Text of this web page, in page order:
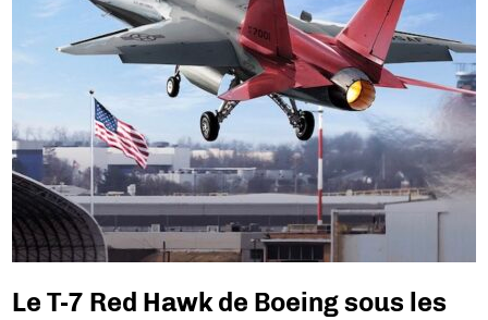
Le T-7 Red Hawk de Boeing sous les